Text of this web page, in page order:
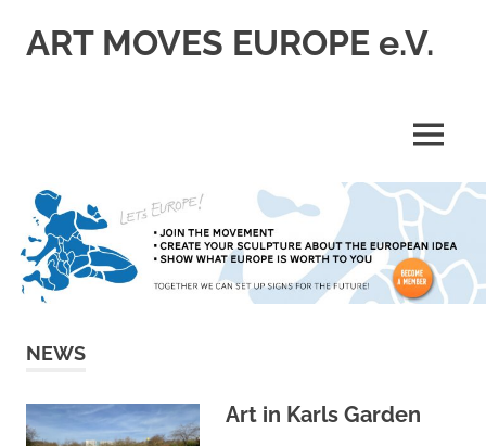
ART MOVES EUROPE e.V.
MENU
NEWS
Art in Karls Garden